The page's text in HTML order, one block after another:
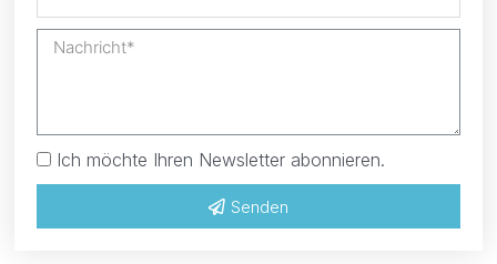
Ich möchte Ihren Newsletter abonnieren.
Senden